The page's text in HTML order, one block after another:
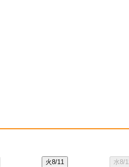
火8/11 水8/